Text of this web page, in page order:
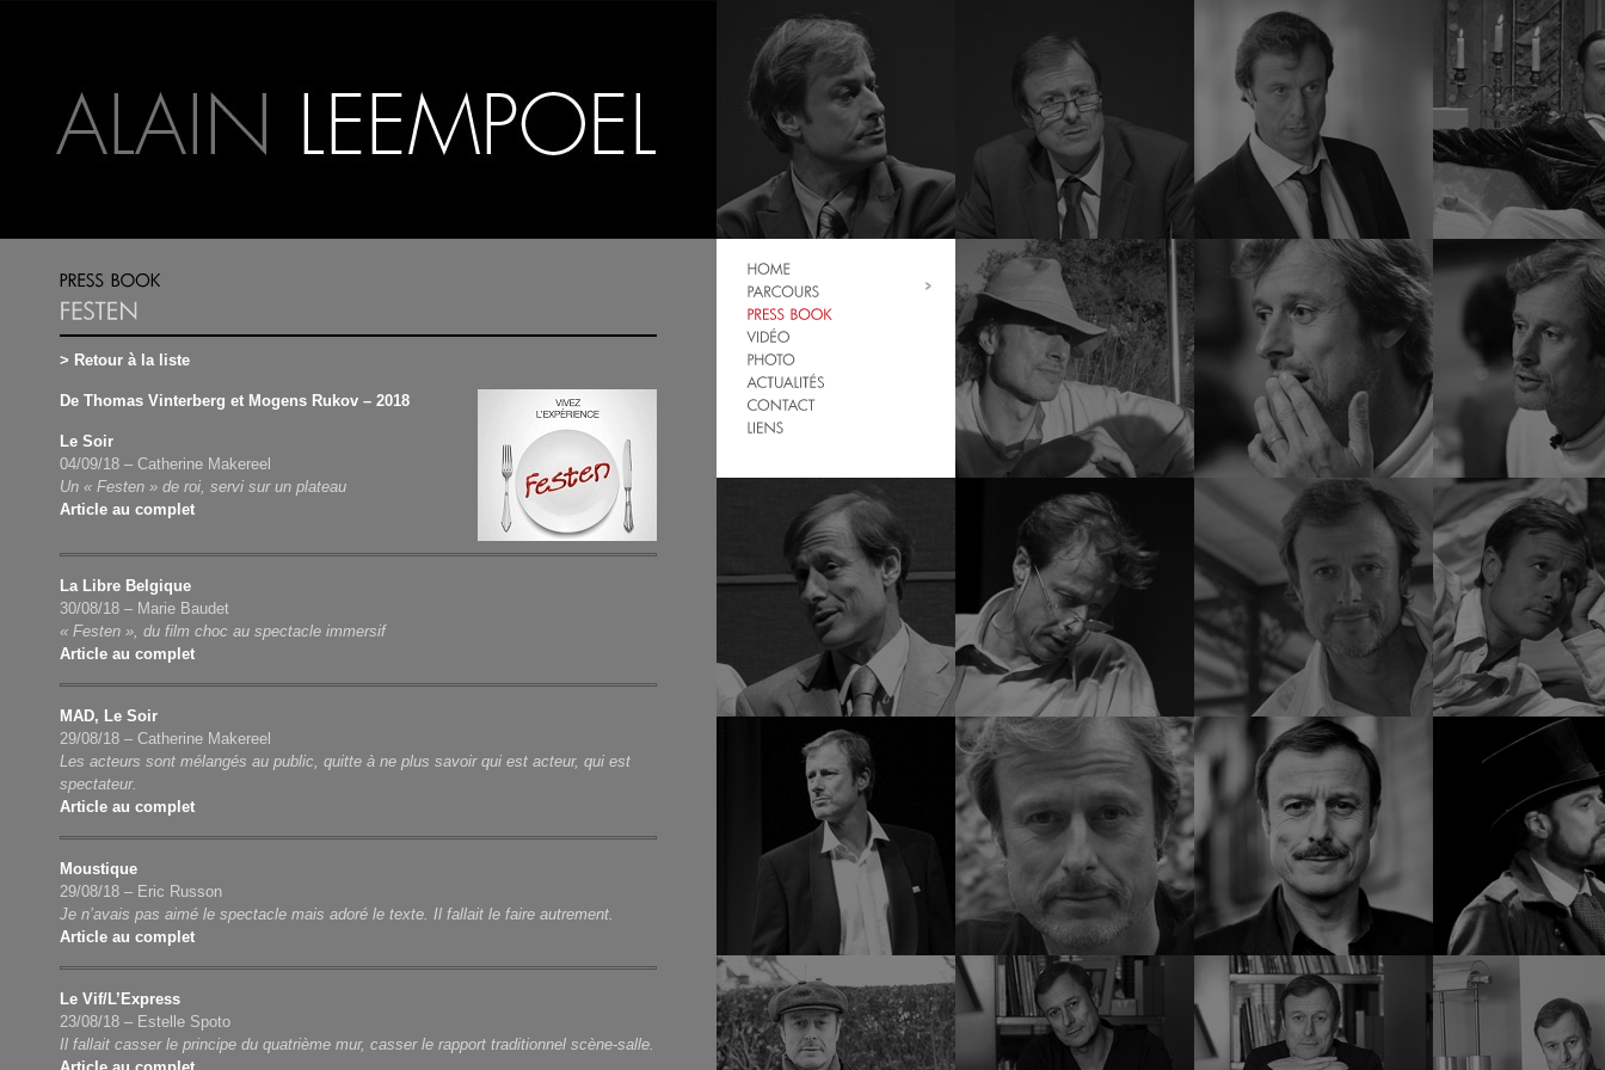
> Retour à la liste
De Thomas Vinterberg et Mogens Rukov – 2018
Le Soir
04/09/18 – Catherine Makereel
Un « Festen » de roi, servi sur un plateau
Article au complet
La Libre Belgique
30/08/18 – Marie Baudet
« Festen », du film choc au spectacle immersif
Article au complet
MAD, Le Soir
29/08/18 – Catherine Makereel
Les acteurs sont mélangés au public, quitte à ne plus savoir qui est acteur, qui est
spectateur.
Article au complet
Moustique
29/08/18 – Eric Russon
Je n’avais pas aimé le spectacle mais adoré le texte. Il fallait le faire autrement.
Article au complet
Le Vif/L’Express
23/08/18 – Estelle Spoto
Il fallait casser le principe du quatrième mur, casser le rapport traditionnel scène-salle.